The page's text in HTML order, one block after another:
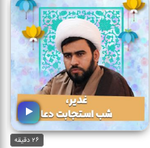
۲۶ دقیقه